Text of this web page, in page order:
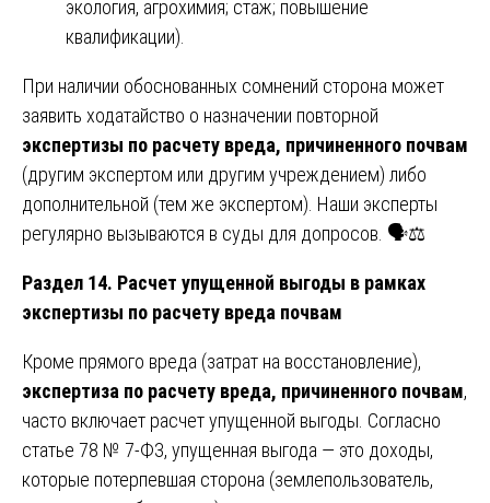
экология, агрохимия; стаж; повышение
квалификации).
При наличии обоснованных сомнений сторона может
заявить ходатайство о назначении повторной
экспертизы по расчету вреда, причиненного почвам
(другим экспертом или другим учреждением) либо
дополнительной (тем же экспертом). Наши эксперты
регулярно вызываются в суды для допросов. 🗣️⚖️
Раздел 14. Расчет упущенной выгоды в рамках
экспертизы по расчету вреда почвам
Кроме прямого вреда (затрат на восстановление),
экспертиза по расчету вреда, причиненного почвам,
часто включает расчет упущенной выгоды. Согласно
статье 78 № 7-ФЗ, упущенная выгода — это доходы,
которые потерпевшая сторона (землепользователь,